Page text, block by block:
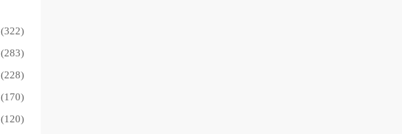
(322)
(283)
(228)
(170)
(120)